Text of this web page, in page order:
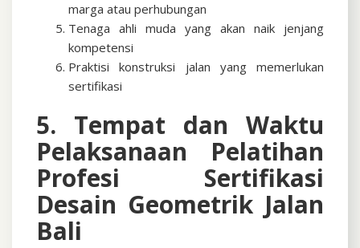
marga atau perhubungan
Tenaga ahli muda yang akan naik jenjang
kompetensi
Praktisi konstruksi jalan yang memerlukan
sertifikasi
5. Tempat dan Waktu
Pelaksanaan Pelatihan
Profesi Sertifikasi
Desain Geometrik Jalan
Bali